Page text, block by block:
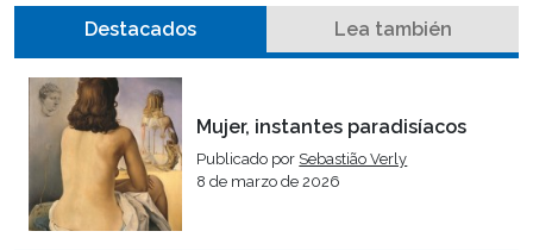
Destacados Lea también
Mujer, instantes paradisíacos
Publicado por Sebastião Verly
8 de marzo de 2026